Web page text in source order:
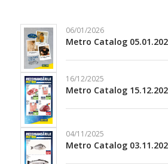
06/01/2026
Metro Catalog
16/12/2025
Metro Catalog
04/11/2025
Metro Catalog